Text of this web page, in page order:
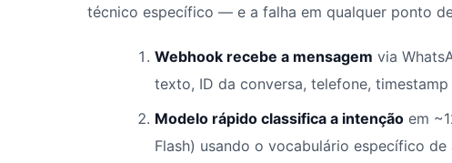
técnico específico — e a falha em qualquer ponto
Webhook recebe a mensagem via
texto, ID da conversa, telefone,
Modelo rápido classifica a intenção em
Flash) usando o vocabulário específico